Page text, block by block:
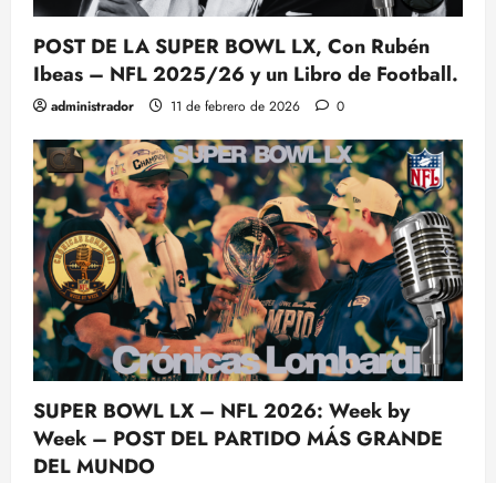
POST DE LA SUPER BOWL LX, Con Rubén
Ibeas – NFL 2025/26 y un Libro de Football.
administrador 11 de febrero de 2026 0
SUPER BOWL LX – NFL 2026: Week by
Week – POST DEL PARTIDO MÁS GRANDE
DEL MUNDO